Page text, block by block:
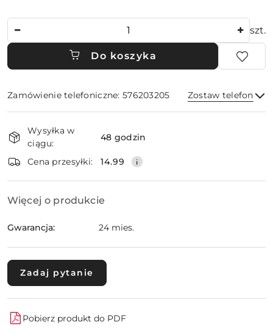
szt.
Do koszyka
Zamówienie telefoniczne: 576203205 Zostaw telefon
i
dostawa
Wysyłka w
ciągu:
48 godzin
Cena przesyłki: 14.99
Więcej o produkcie
Gwarancja: 24 mies.
Zadaj pytanie
Pobierz produkt do PDF